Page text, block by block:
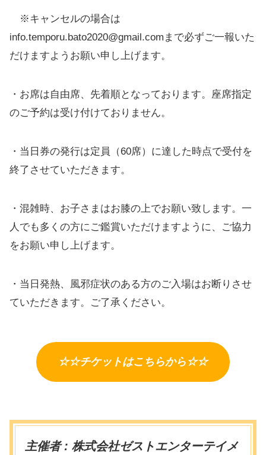
※キャンセルの場合は
info.temporu.bato2020@gmail.comまで必ずご一報いた
だけますようお願い申し上げます。
・お席は自由席、先着順となっております。座席指定
のご予約は受け付けておりません。
・当日券の発行は定員（60席）に達した時点で受付を
終了させていただきます。
・混雑時、お子さまはお膝の上でお願い致します。一
人でも多くの方にご鑑賞いただけますように、ご協力
をお願い申し上げます。
・当日発熱、風邪症状のある方のご入場はお断りさせ
ていただきます。ご了承ください。
☆☆チケットはこちらから☆☆
主催者 : 株式会社ゼストエンターテイメ